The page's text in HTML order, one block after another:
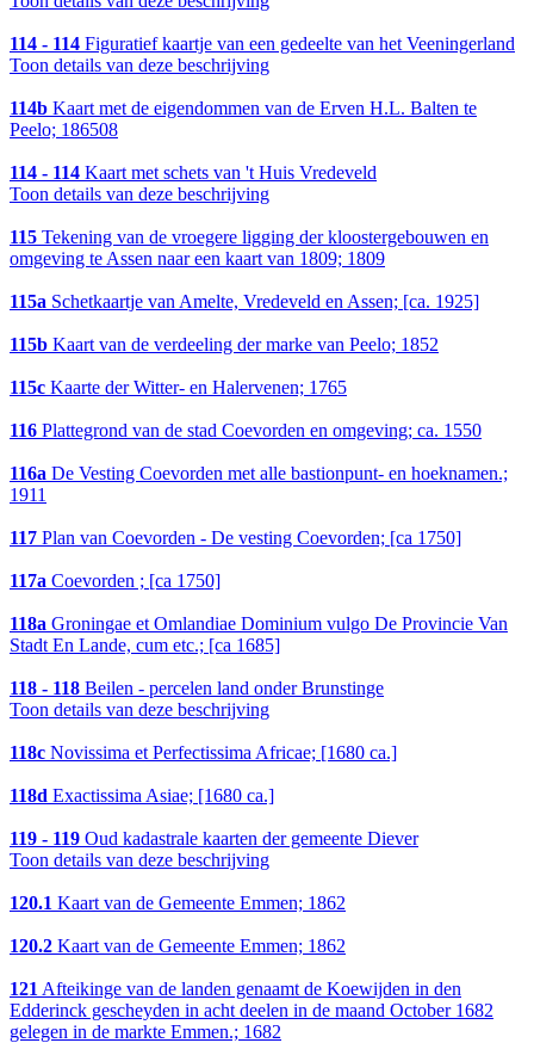
114 - 114 Figuratief kaartje van een gedeelte van het Veeningerland
Toon details van deze beschrijving
114b Kaart met de eigendommen van de Erven H.L. Balten te
Peelo; 186508
114 - 114 Kaart met schets van 't Huis Vredeveld
Toon details van deze beschrijving
115 Tekening van de vroegere ligging der kloostergebouwen en
omgeving te Assen naar een kaart van 1809; 1809
115a Schetkaartje van Amelte, Vredeveld en Assen; [ca. 1925]
115b Kaart van de verdeeling der marke van Peelo; 1852
115c Kaarte der Witter- en Halervenen; 1765
116 Plattegrond van de stad Coevorden en omgeving; ca. 1550
116a De Vesting Coevorden met alle bastionpunt- en hoeknamen.;
1911
117 Plan van Coevorden - De vesting Coevorden; [ca 1750]
117a Coevorden ; [ca 1750]
118a Groningae et Omlandiae Dominium vulgo De Provincie Van
Stadt En Lande, cum etc.; [ca 1685]
118 - 118 Beilen - percelen land onder Brunstinge
Toon details van deze beschrijving
118c Novissima et Perfectissima Africae; [1680 ca.]
118d Exactissima Asiae; [1680 ca.]
119 - 119 Oud kadastrale kaarten der gemeente Diever
Toon details van deze beschrijving
120.1 Kaart van de Gemeente Emmen; 1862
120.2 Kaart van de Gemeente Emmen; 1862
121Afteikinge van de landen genaamt de Koewijden in den
Edderinck gescheyden in acht deelen in de maand October 1682
gelegen in de markte Emmen.; 1682